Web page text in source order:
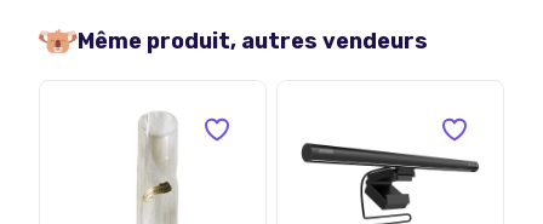
Même produit, autres vendeurs